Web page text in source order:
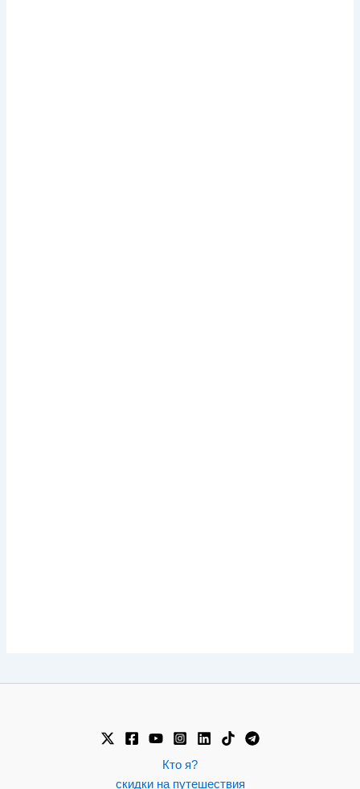
Кто я?
скидки на путешествия